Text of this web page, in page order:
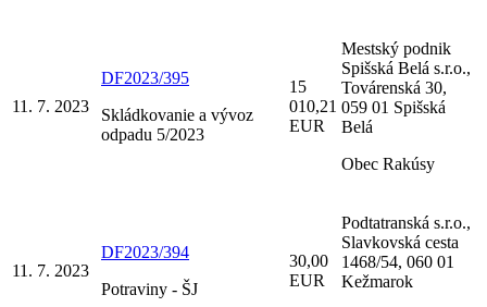
11. 7. 2023
DF2023/395
Skládkovanie a vývoz
odpadu 5/2023
15
010,21
EUR
Mestský podnik
Spišská Belá s.r.o.,
Továrenská 30,
059 01 Spišská
Belá
Obec Rakúsy
11. 7. 2023
DF2023/394
Potraviny - ŠJ
30,00
EUR
Podtatranská s.r.o.,
Slavkovská cesta
1468/54, 060 01
Kežmarok